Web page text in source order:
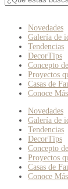
Novedades
Galería de
Tendencias
DecorTips
Concepto
Proyectos
Casas de
Conoce Más
Novedades
Galería de
Tendencias
DecorTips
Concepto
Proyectos
Casas de
Conoce Más